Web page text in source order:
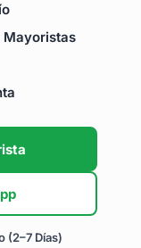
Mayoristas
(2–7 Días)